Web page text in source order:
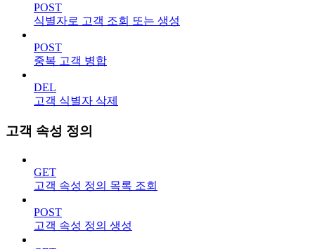
POST
식별자로 고객 조회 또는 생성
POST
중복 고객 병합
DEL
고객 식별자 삭제
고객 속성 정의
GET
고객 속성 정의 목록 조회
POST
고객 속성 정의 생성